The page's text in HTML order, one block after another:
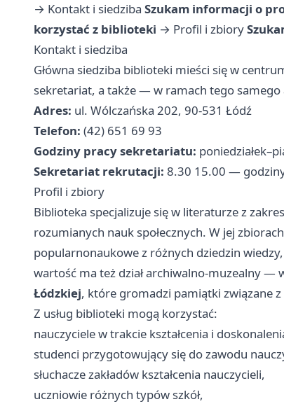
→ Kontakt i siedziba Szukam informacji o
korzystać z biblioteki → Profil i zbiory
Kontakt i siedziba
Główna siedziba biblioteki mieści się w
sekretariat, a także — w ramach tego
Adres: ul. Wólczańska 202, 90-531 Łódź
Telefon: (42) 651 69 93
Godziny pracy sekretariatu:
Sekretariat rekrutacji: 8.30 15.00 —
Profil i zbiory
Biblioteka specjalizuje się w literaturze z
rozumianych nauk społecznych. W jej
popularnonaukowe z różnych dziedzin
wartość ma też dział archiwalno-muzealny —
Łódzkiej, które gromadzi pamiątki związane
Z usług biblioteki mogą korzystać:
nauczyciele w trakcie kształcenia i
studenci przygotowujący się do zawodu
słuchacze zakładów kształcenia nauczycieli,
uczniowie różnych typów szkół,